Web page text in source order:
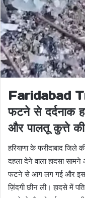
Faridabad
फटने से दर्दनाक
और पालतू कुत्ते
हरियाणा के फरीदाबाद जिले
दहला देने वाला हादसा
फटने से आग लग गई और इस
ज़िंदगी छीन ली। हादसे में